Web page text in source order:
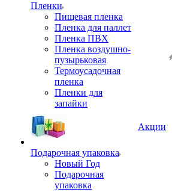
Пленки
Пищевая пленка
Пленка для паллет
Пленка ПВХ
Пленка воздушно-
пузырьковая
Термоусадочная
пленка
Пленки для
запайки
Подарочная упаковка
Новый Год
Подарочная
упаковка
Акции